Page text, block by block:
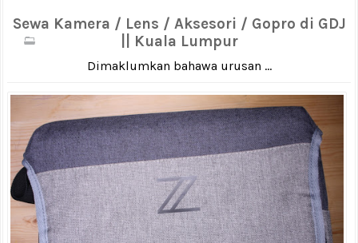
Sewa Kamera / Lens / Aksesori / Gopro di GDJ
|| Kuala Lumpur
Dimaklumkan bahawa urusan ...